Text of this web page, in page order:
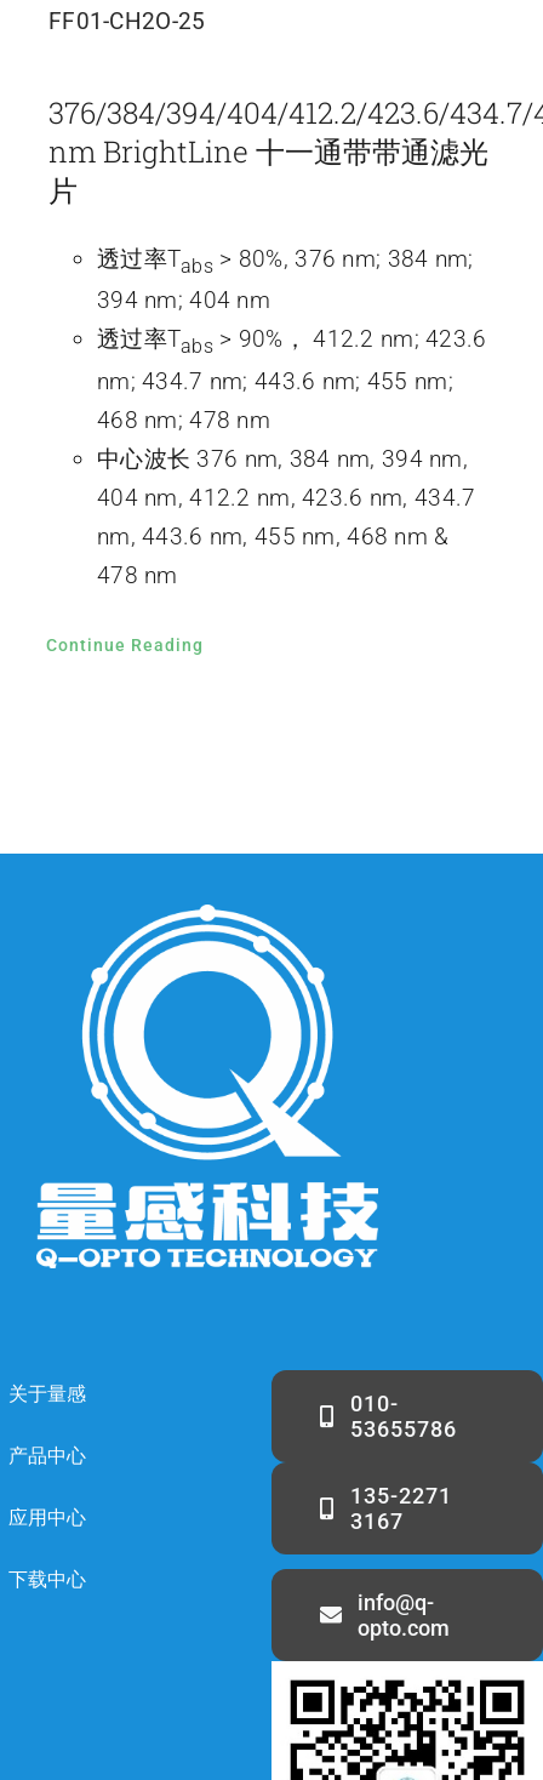
FF01-CH2O-25
376/384/394/404/412.2/423.6/
nm BrightLine 十一通带带通滤光
片
透过率Tabs > 80%, 376 nm; 384 nm;
394 nm; 404 nm
透过率Tabs > 90%， 412.2 nm; 423.6
nm; 434.7 nm; 443.6 nm; 455 nm;
468 nm; 478 nm
中心波长 376 nm, 384 nm, 394 nm,
404 nm, 412.2 nm, 423.6 nm, 434.7
nm, 443.6 nm, 455 nm, 468 nm &
478 nm
Continue Reading
关于量感
产品中心
应用中心
下载中心
010-
53655786
135-2271
3167
info@q-
opto.com